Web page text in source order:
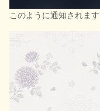
このように通知されます